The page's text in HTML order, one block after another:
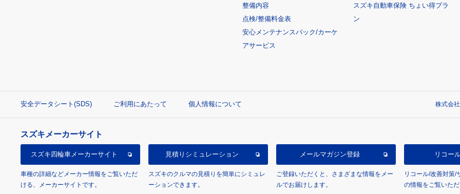
整備内容
点検/整備料金表
安心メンテナンスパック/カーケ
アサービス
スズキ自動車保険 ちょい得プラ
ン
安全データシート(SDS) ご利用にあたって 個人情報について 株式会
スズキメーカーサイト
スズキ四輪車メーカーサイト
車種の詳細などメーカー情報をご覧いただ
ける、メーカーサイトです。
見積り シミュレーション
スズキのクルマの見積りを簡単にシミュレ
ーションできます。
メールマガジン登録
ご登録いただくと、さまざまな情報をメー
ルでお届けします。
リコー
リコール/改善対策/
の情報をご覧いた